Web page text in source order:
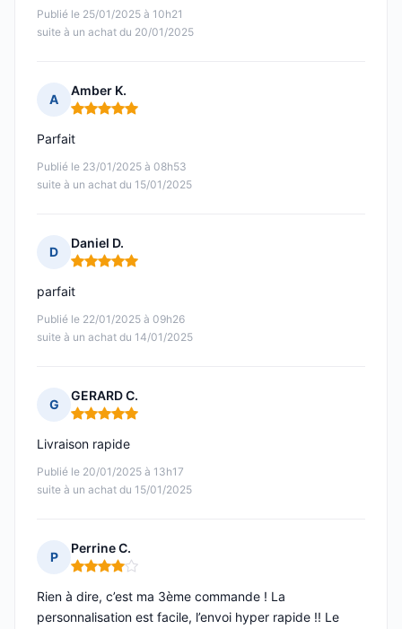
Publié le 25/01/2025 à 10h21
suite à un achat du 20/01/2025
A
Amber K.
Note : 5 sur 5
Publié le 23/01/2025 à 08h53
suite à un achat du 15/01/2025
Parfait
D
Daniel D.
Note : 5 sur 5
Publié le 22/01/2025 à 09h26
suite à un achat du 14/01/2025
parfait
G
GERARD C.
Note : 5 sur 5
Publié le 20/01/2025 à 13h17
suite à un achat du 15/01/2025
Livraison rapide
P
Perrine C.
Note : 4 sur 5
Rien à dire, c’est ma 3ème commande ! La
personnalisation est facile, l’envoi hyper rapide !! Le